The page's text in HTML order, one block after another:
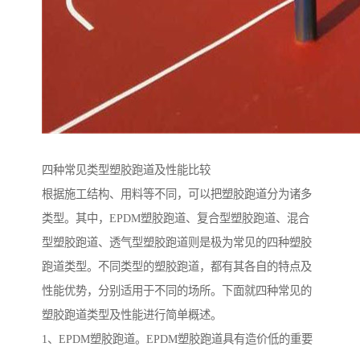
四种常见类型塑胶跑道及性能比较
根据施工结构、用料等不同，可以把塑胶跑道分为诸多
类型。其中，EPDM塑胶跑道、复合型塑胶跑道、混合
型塑胶跑道、透气型塑胶跑道则是极为常见的四种塑胶
跑道类型。不同类型的塑胶跑道，都有其各自的特点及
性能优势，分别适用于不同的场所。下面就四种常见的
塑胶跑道类型及性能进行简单概述。
1、EPDM塑胶跑道。EPDM塑胶跑道具有造价低的重要